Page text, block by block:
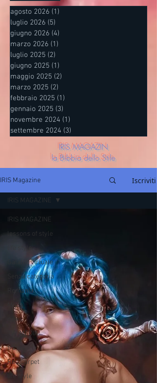
agosto 2026 (1)
luglio 2026 (5)
giugno 2026 (4)
marzo 2026 (1)
luglio 2025 (2)
giugno 2025 (1)
maggio 2025 (2)
marzo 2025 (2)
febbraio 2025 (1)
gennaio 2025 (3)
novembre 2024 (1)
settembre 2024 (3)
IRIS MAGAZIN
la Bibbia dello Stile
IRIS Magazine Iscriviti
IRIS MAGAZINE
lessons of style
life style
Galateo virtuale
Senza categoria
Romania
Moda
news
TV/ MEDIA
travel
Red Carpet
life style
IRIS MAGAZINE